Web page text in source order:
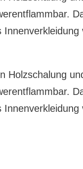
Holzschalung